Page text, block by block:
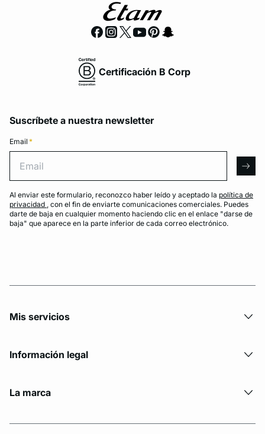
Certificación B Corp
Suscríbete a nuestra newsletter
Email *
Al enviar este formulario, reconozco haber leído y aceptado la política de
privacidad , con el fin de enviarte comunicaciones comerciales. Puedes
darte de baja en cualquier momento haciendo clic en el enlace "darse de
baja" que aparece en la parte inferior de cada correo electrónico.
Mis servicios
Información legal
La marca